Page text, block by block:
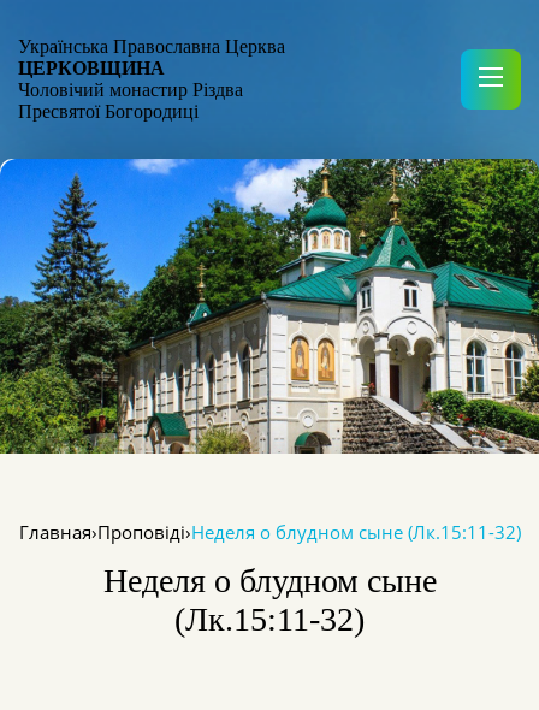
Українська Православна Церква
ЦЕРКОВЩИНА
Чоловічий монастир Різдва
Пресвятої Богородиці
Главная›Проповіді›Неделя о блудном сыне (Лк.15:11-32)
Неделя о блудном сыне
(Лк.15:11-32)